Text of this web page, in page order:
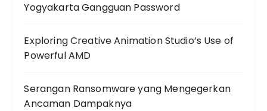
Yogyakarta Gangguan Password
Exploring Creative Animation Studio’s Use of
Powerful AMD
Serangan Ransomware yang Mengegerkan
Ancaman Dampaknya